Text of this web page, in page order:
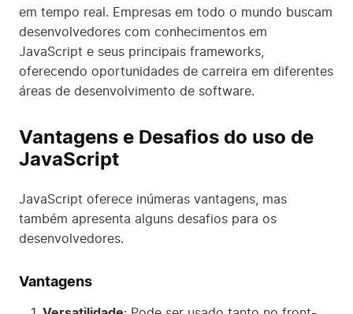
em tempo real. Empresas em todo o mundo buscam
desenvolvedores com conhecimentos em
JavaScript e seus principais frameworks,
oferecendo oportunidades de carreira em diferentes
áreas de desenvolvimento de software.
Vantagens e Desafios do uso de
JavaScript
JavaScript oferece inúmeras vantagens, mas
também apresenta alguns desafios para os
desenvolvedores.
Vantagens